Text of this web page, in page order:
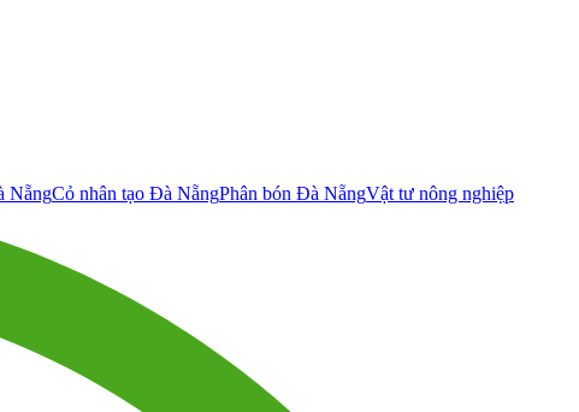
NẵngCỏ nhân tạo Đà NẵngPhân bón Đà NẵngVật tư nông nghiệp